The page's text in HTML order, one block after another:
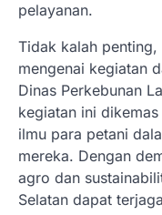
pelayanan.
Tidak kalah
mengenai kegiatan
Dinas Perkebunan
kegiatan ini
ilmu para petani
mereka. Dengan
agro dan
Selatan dapat